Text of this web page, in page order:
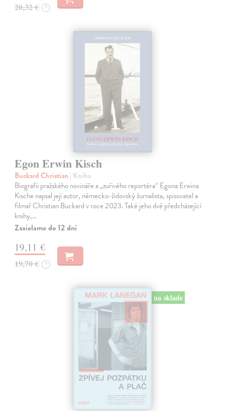
20,32 € ?
Egon Erwin Kisch
Buckard Christian | Kniha
Biografii pražského novináře a „zuřivého reportéra“ Egona Erwina
Kische napsal její autor, německo-židovský žurnalista, spisovatel a
filmař Christian Buckard v roce 2023. Také jeho dvě předcházející
knihy,…
Zasielame do 12 dní
19,11 €
19,70 € ?
na sklade